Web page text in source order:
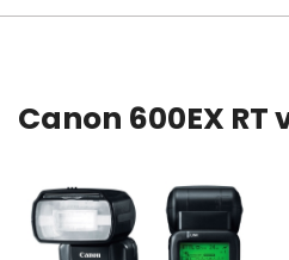
Canon 600EX RT